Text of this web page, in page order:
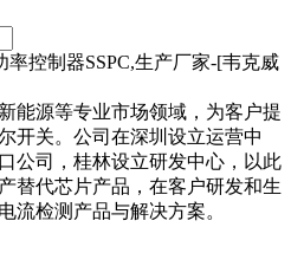
能源等专业市场领域，为客户提
开关。公司在深圳设立运营中
公司，桂林设立研发中心，以此
替代芯片产品，在客户研发和生
流检测产品与解决方案。